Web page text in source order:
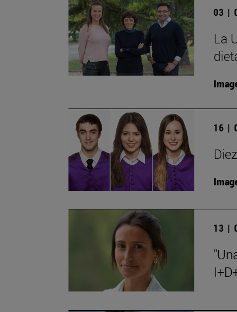
03 |
La
16 |
13 |